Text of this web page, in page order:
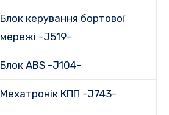
Блок керування бортової
мережі -J519-
Блок ABS -J104-
Мехатронік КПП -J743-